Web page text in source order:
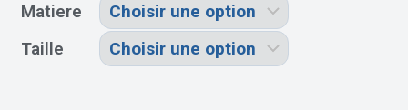
Matiere
Taille